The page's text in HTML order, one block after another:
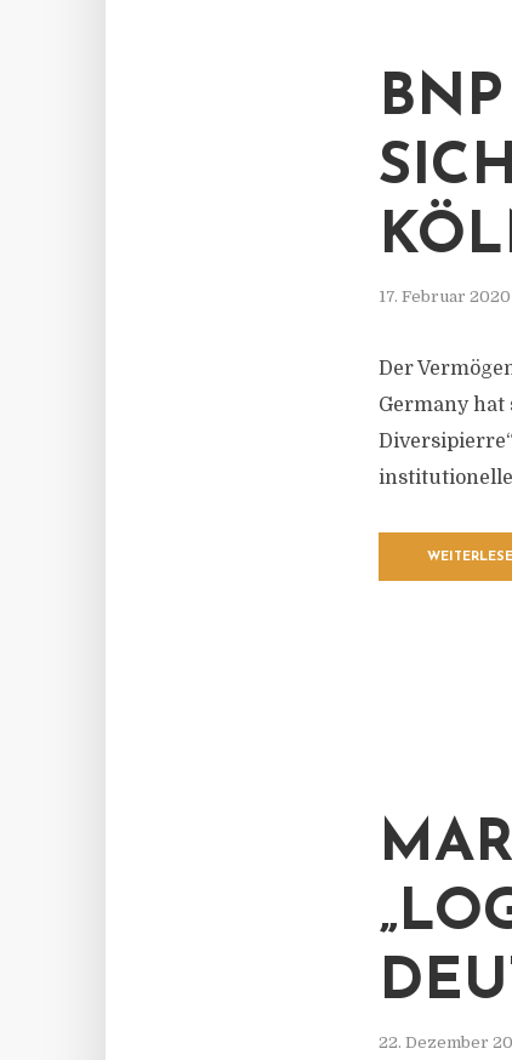
17. Februar 2020
Der
Germany hat
22. Dezember